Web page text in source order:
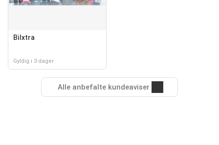
Bilxtra
Gyldig i 3 dager
Alle anbefalte kundeaviser